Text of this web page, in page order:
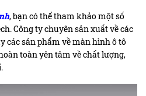
, bạn có thể tham khảo một số
Công ty chuyên sản xuất về các
các sản phẩm về màn hình ô tô
toàn yên tâm về chất lượng,